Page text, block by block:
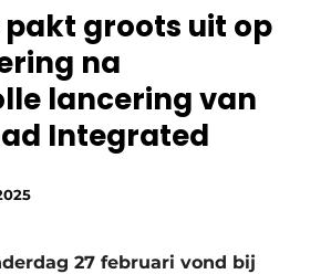
statement
pakt groots uit op
na
lancering van
Integrated
27 februari vond bij